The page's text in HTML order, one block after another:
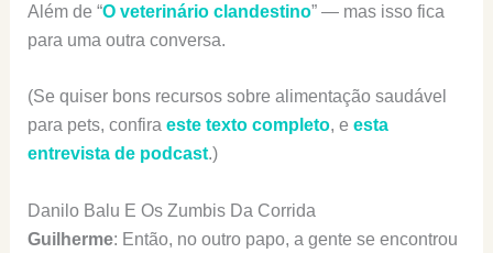
Além de “O veterinário clandestino” — mas isso fica
para uma outra conversa.
(Se quiser bons recursos sobre alimentação saudável
para pets, confira este texto completo, e esta
entrevista de podcast.)
Danilo Balu E Os Zumbis Da Corrida
Guilherme: Então, no outro papo, a gente se encontrou